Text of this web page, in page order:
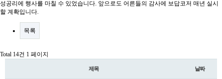
성공리에 행사를 마칠 수 있었습니다. 앞으로도 어른들의 감사에 보답코저 매년 실시
할 계확입니다.
목록
Total 14건 1 페이지
제목 날짜